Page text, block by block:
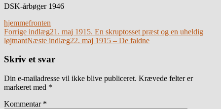
DSK-årbøger 1946
hjemmefronten
Indlægsnavigation
Forrige indlæg21. maj 1915. En skruptosset præst og en uheldig
løjtnantNæste indlæg22. maj 1915 – De faldne
Skriv et svar
Din e-mailadresse vil ikke blive publiceret. Krævede felter er
markeret med *
Kommentar *